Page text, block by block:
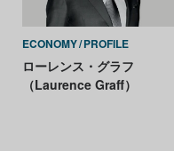
ECONOMY PROFILE
ローレンス・グラフ
（Laurence Graff）